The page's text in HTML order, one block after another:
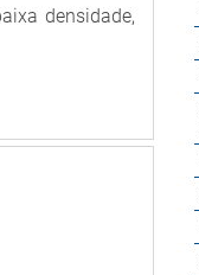
densidade,